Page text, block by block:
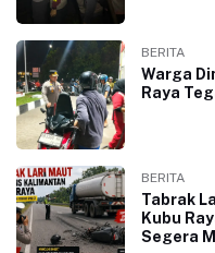
BERITA
Warga
Raya
BERITA
Tabrak
Kubu
Segera